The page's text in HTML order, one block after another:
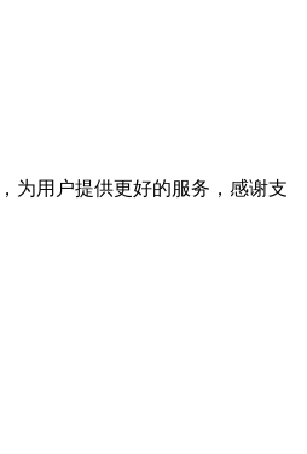
为用户提供更好的服务，感谢支